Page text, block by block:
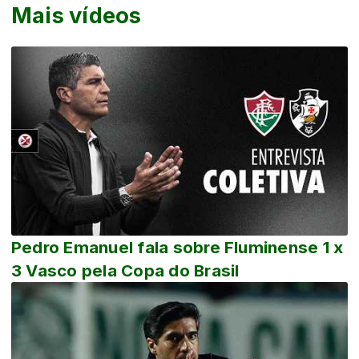
Mais vídeos
Pedro Emanuel fala sobre Fluminense 1 x
3 Vasco pela Copa do Brasil